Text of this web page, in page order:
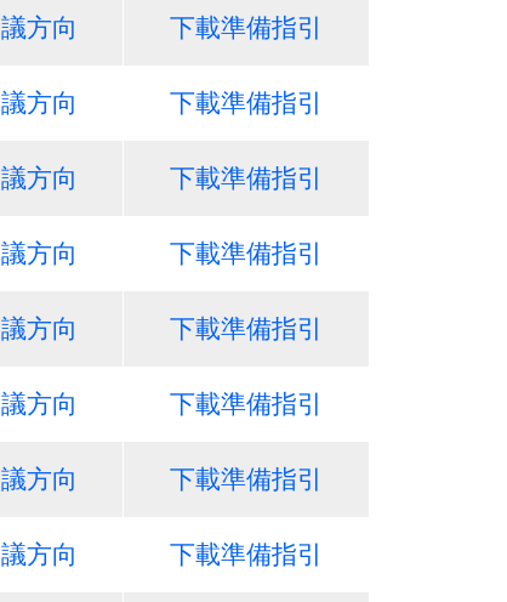
方向 下載準備指引
方向 下載準備指引
方向 下載準備指引
方向 下載準備指引
方向 下載準備指引
方向 下載準備指引
方向 下載準備指引
方向 下載準備指引